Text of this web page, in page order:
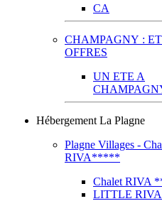
CA
CHAMPAGNY :
OFFRES
UN ETE A
Hébergement La Plagne
Plagne Villages -
RIVA*****
Chalet RIVA
LITTLE RIVA